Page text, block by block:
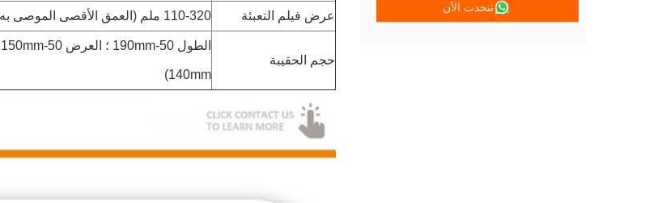
نتحدث الآن
عرض فيلم التعبئة 110-320 ملم (العمق الأقصى الموصى به 300 ملم)
حجم الحقيبة
140mm
)